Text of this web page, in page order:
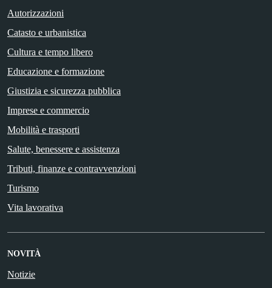
Autorizzazioni
Catasto e urbanistica
Cultura e tempo libero
Educazione e formazione
Giustizia e sicurezza pubblica
Imprese e commercio
Mobilità e trasporti
Salute, benessere e assistenza
Tributi, finanze e contravvenzioni
Turismo
Vita lavorativa
NOVITÀ
Notizie